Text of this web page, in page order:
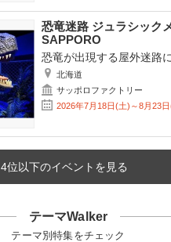
恐竜迷路 ジュラシック
SAPPORO
恐竜が出現する屋外迷路
北海道
サッポロファクトリー
2026年7月18日(土)～8月23
4位以下のイベントを見る
テーマWalker
テーマ別特集をチェック